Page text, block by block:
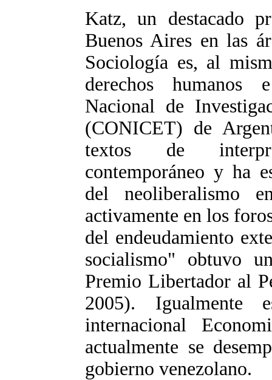
Katz, un destacado
Buenos Aires en las
Sociología es, al
derechos humanos
Nacional de
(CONICET) de
textos de
contemporáneo y ha
del neoliberalismo
activamente en los
del endeudamiento
socialismo" obtuvo
Premio Libertador al
2005). Igualmente
internacional
actualmente se
gobierno venezolano.